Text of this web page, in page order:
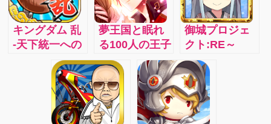
トーリー
クト」！スマ
ホゲーム史上
最高クオリテ
ィの熱い王道
コマンドバト
ルを 君も体感
しよう！
キングダム 乱
-天下統一への
道:城主である
プレイヤーが
敵の大部隊を
武と智でこじ
あけていく本
夢王国と眠れ
る100人の王子
様:女の子なら
誰もが憧れ
る、「王子様
との恋」を多
角的に描く、
御城プロジェ
クト:RE～
CASTLE
DEFENSE～:
迫りくる敵
（兜）から本
陣を守り抜